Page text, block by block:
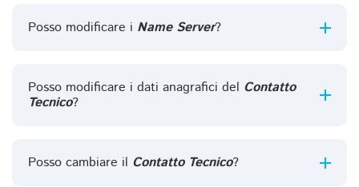
Posso modificare i Name Server?
Posso modificare i dati anagrafici del Contatto
Tecnico?
Posso cambiare il Contatto Tecnico?